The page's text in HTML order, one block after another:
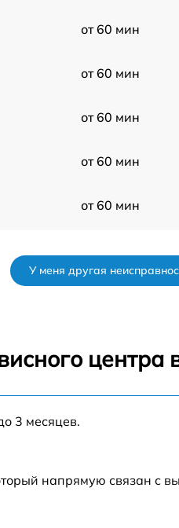
от 60 мин
от 60 мин
от 60 мин
от 60 мин
от 60 мин
У меня другая
центра
3 месяцев.
напрямую связан с